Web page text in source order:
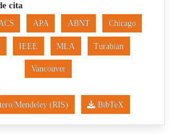
cita
APA ABNT Chicago
IEEE MLA Turabian
Vancouver
Mendeley (RIS) BibTeX